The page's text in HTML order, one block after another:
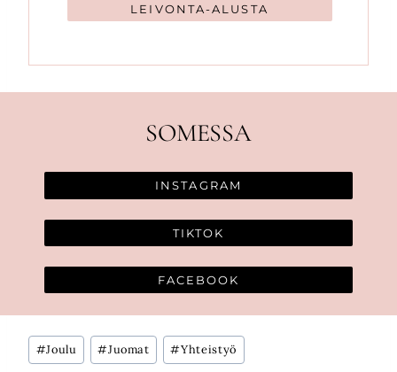
LEIVONTA-ALUSTA
SOMESSA
INSTAGRAM
TIKTOK
FACEBOOK
Avainsanat:
#Joulu #Juomat #Yhteistyö